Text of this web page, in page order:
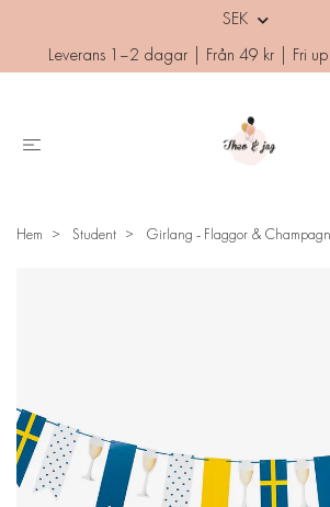
SEK
Leverans 1–2 dagar | Från 49 kr | Fri
Hem Student Girlang - Flaggor &